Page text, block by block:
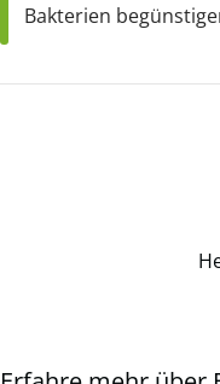
Bakterien